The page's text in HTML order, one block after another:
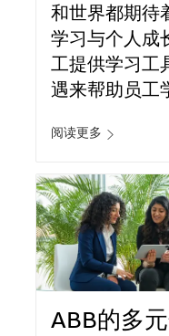
和世界都期待
学习与个人成
工提供学习工
遇来帮助员工
阅读更多
ABB的多